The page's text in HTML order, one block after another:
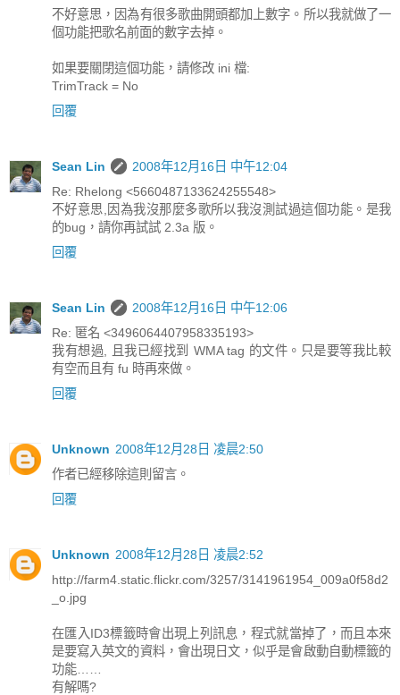
不好意思，因為有很多歌曲開頭都加上數字。所以我就做了一
個功能把歌名前面的數字去掉。
如果要關閉這個功能，請修改 ini 檔:
TrimTrack = No
回覆
Sean Lin
2008年12月16日 中午12:04
Re: Rhelong <5660487133624255548>
不好意思,因為我沒那麼多歌所以我沒測試過這個功能。是我
的bug，請你再試試 2.3a 版。
回覆
Sean Lin
2008年12月16日 中午12:06
Re: 匿名 <3496064407958335193>
我有想過, 且我已經找到 WMA tag 的文件。只是要等我比較
有空而且有 fu 時再來做。
回覆
Unknown 2008年12月28日 凌晨2:50
作者已經移除這則留言。
回覆
Unknown 2008年12月28日 凌晨2:52
http://farm4.static.flickr.com/3257/3141961954_009a0f58d2
_o.jpg
在匯入ID3標籤時會出現上列訊息，程式就當掉了，而且本來
是要寫入英文的資料，會出現日文，似乎是會啟動自動標籤的
功能……
有解嗎?